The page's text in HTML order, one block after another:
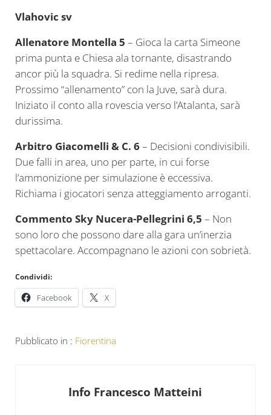
Vlahovic sv
Allenatore Montella 5 – Gioca la carta Simeone
prima punta e Chiesa ala tornante, disastrando
ancor più la squadra. Si redime nella ripresa.
Prossimo “allenamento” con la Juve, sarà dura.
Iniziato il conto alla rovescia verso l’Atalanta, sarà
durissima.
Arbitro Giacomelli & C. 6– Decisioni condivisibili.
Due falli in area, uno per parte, in cui forse
l’ammonizione per simulazione è eccessiva.
Richiama i giocatori senza atteggiamento arroganti.
Commento Sky Nucera-Pellegrini 6,5 – Non
sono loro che possono dare alla gara un’inerzia
spettacolare. Accompagnano le azioni con sobrietà.
Condividi:
Facebook X
Pubblicato in : Fiorentina
Info Francesco Matteini